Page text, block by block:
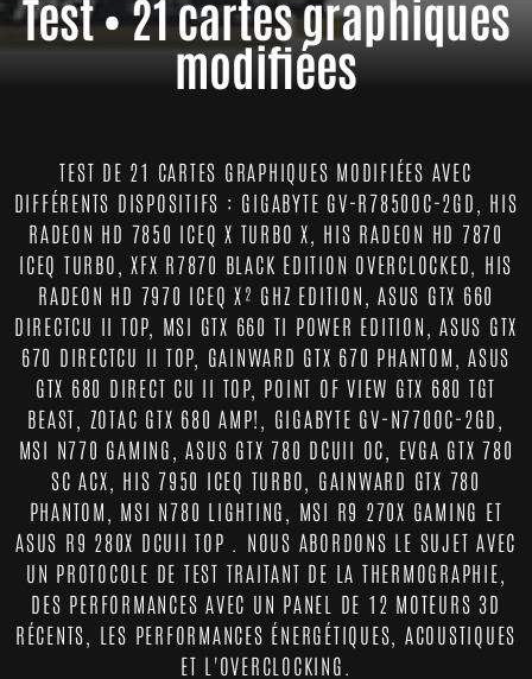
Test • 21 cartes graphiques
modifiées
TEST DE 21 CARTES GRAPHIQUES MODIFIÉES AVEC
DIFFÉRENTS DISPOSITIFS : GIGABYTE GV-R7850OC-2GD, HIS
RADEON HD 7850 ICEQ X TURBO X, HIS RADEON HD 7870
ICEQ TURBO, XFX R7870 BLACK EDITION OVERCLOCKED, HIS
RADEON HD 7970 ICEQ X² GHZ EDITION, ASUS GTX 660
DIRECTCU II TOP, MSI GTX 660 TI POWER EDITION, ASUS GTX
670 DIRECTCU II TOP, GAINWARD GTX 670 PHANTOM, ASUS
GTX 680 DIRECT CU II TOP, POINT OF VIEW GTX 680 TGT
BEAST, ZOTAC GTX 680 AMP!, GIGABYTE GV-N770OC-2GD,
MSI N770 GAMING, ASUS GTX 780 DCUII OC, EVGA GTX 780
SC ACX, HIS 7950 ICEQ TURBO, GAINWARD GTX 780
PHANTOM, MSI N780 LIGHTING, MSI R9 270X GAMING ET
ASUS R9 280X DCUII TOP . NOUS ABORDONS LE SUJET AVEC
UN PROTOCOLE DE TEST TRAITANT DE LA THERMOGRAPHIE,
DES PERFORMANCES AVEC UN PANEL DE 12 MOTEURS 3D
RÉCENTS, LES PERFORMANCES ÉNERGÉTIQUES, ACOUSTIQUES
ET L'OVERCLOCKING.